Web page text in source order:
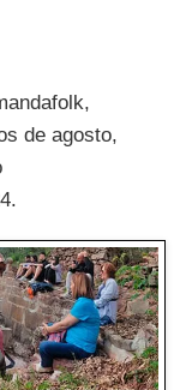
de agosto,